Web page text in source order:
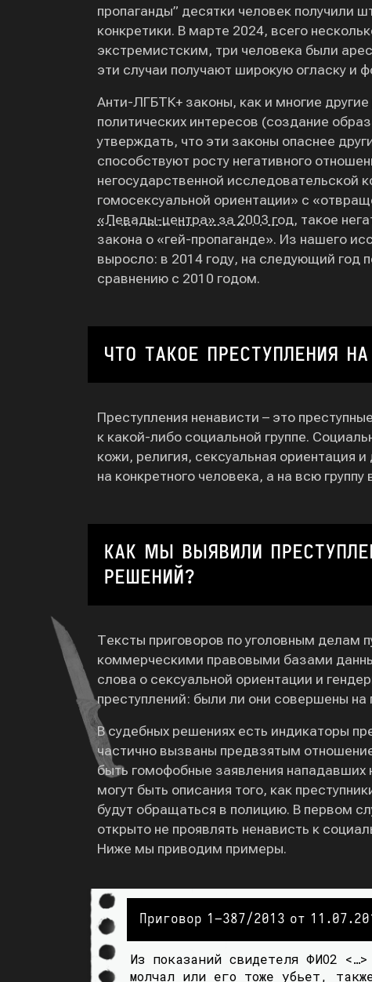
пропаганды” десятки человек получили
конкретики. В марте 2024, всего
экстремистским, три человека были
эти случаи получают широкую огласку
Анти-ЛГБТК+ законы, как и многие
политических интересов (создание
утверждать, что эти законы опаснее
способствуют росту негативного
негосударственной исследовательской
гомосексуальной ориентации» с
«Левады-центра» за 2003 год, такое
закона о «гей-пропаганде». Из нашего
выросло: в 2014 году, на следующий год
сравнению с 2010 годом.
ЧТО ТАКОЕ ПРЕСТУПЛЕНИЯ
Преступления ненависти – это
к какой-либо социальной группе.
кожи, религия, сексуальная ориентация
на конкретного человека, а на всю
КАК МЫ ВЫЯВИЛИ
РЕШЕНИЙ?
Тексты приговоров по уголовным делам
коммерческими правовыми базами
слова о сексуальной ориентации и
преступлений: были ли они совершены на
В судебных решениях есть индикаторы
частично вызваны предвзятым
быть гомофобные заявления нападавших
могут быть описания того, как
будут обращаться в полицию. В первом
открыто не проявлять ненависть к
Ниже мы приводим примеры.
Приговор 1–387/2013 от
Из показаний свидетеля ФИО2
молчал или его тоже убьет,